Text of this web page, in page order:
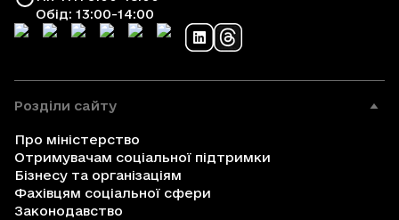
Обід: 13:00-14:00
Розділи сайту
Про міністерство
Отримувачам соціальної підтримки
Бізнесу та організаціям
Фахівцям соціальної сфери
Законодавство